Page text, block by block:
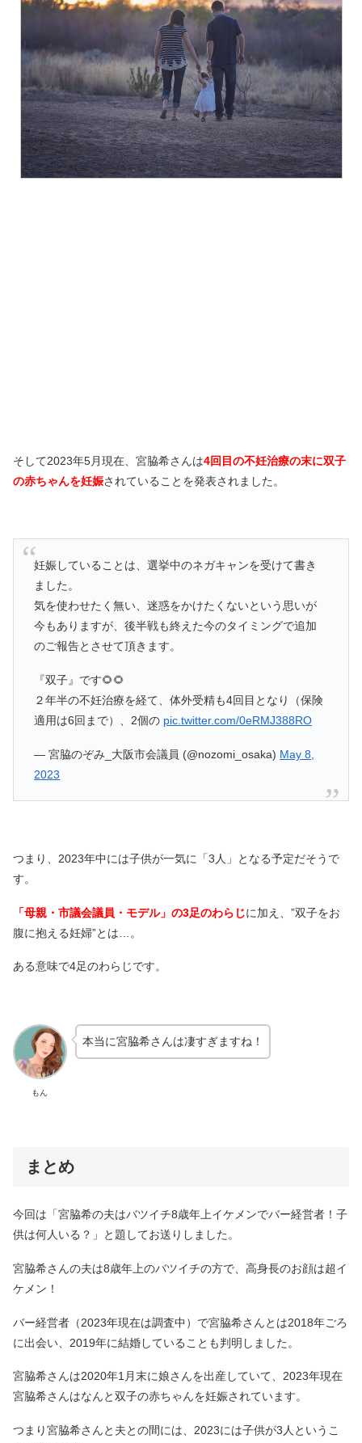
そして2023年5月現在、宮脇希さんは4回目の不妊治療の末に双子
の赤ちゃんを妊娠されていることを発表されました。
妊娠していることは、選挙中のネガキャンを受けて書き
ました。
気を使わせたく無い、迷惑をかけたくないという思いが
今もありますが、後半戦も終えた今のタイミングで追加
のご報告とさせて頂きます。
『双子』です🌻🌻
２年半の不妊治療を経て、体外受精も4回目となり（保険
適用は6回まで）、2個の pic.twitter.com/0eRMJ388RO
— 宮脇のぞみ_大阪市会議員 (@nozomi_osaka) May 8,
2023
つまり、2023年中には子供が一気に「3人」となる予定だそうで
す。
「母親・市議会議員・モデル」の3足のわらじに加え、”双子をお
腹に抱える妊婦”とは…。
ある意味で4足のわらじです。
もん
本当に宮脇希さんは凄すぎますね！
まとめ
今回は「宮脇希の夫はバツイチ8歳年上イケメンでバー経営者！子
供は何人いる？」と題してお送りしました。
宮脇希さんの夫は8歳年上のバツイチの方で、高身長のお顔は超イ
ケメン！
バー経営者（2023年現在は調査中）で宮脇希さんとは2018年ごろ
に出会い、2019年に結婚していることも判明しました。
宮脇希さんは2020年1月末に娘さんを出産していて、2023年現在
宮脇希さんはなんと双子の赤ちゃんを妊娠されています。
つまり宮脇希さんと夫との間には、2023には子供が3人というこ